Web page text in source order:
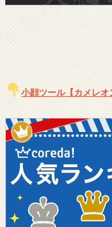
小顔ツール【カメレ